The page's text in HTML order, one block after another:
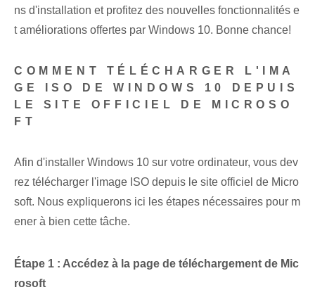
ns d'installation et profitez des nouvelles fonctionnalités e
t améliorations offertes par Windows 10. Bonne chance!
COMMENT TÉLÉCHARGER L'IMA
GE ISO DE WINDOWS 10 DEPUIS
LE SITE OFFICIEL DE MICROSO
FT
Afin d'installer Windows 10 sur votre ordinateur, vous dev
rez télécharger l'image ISO depuis le site officiel de Micro
soft. Nous expliquerons ici les étapes nécessaires pour m
ener à bien cette tâche.
Étape 1 : Accédez à la page de téléchargement de Mic
rosoft